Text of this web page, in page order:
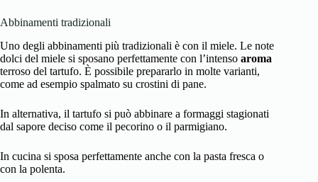
Abbinamenti tradizionali
Uno degli abbinamenti più tradizionali è con il miele. Le note
dolci del miele si sposano perfettamente con l’intenso aroma
terroso del tartufo. È possibile prepararlo in molte varianti,
come ad esempio spalmato su crostini di pane.
In alternativa, il tartufo si può abbinare a formaggi stagionati
dal sapore deciso come il pecorino o il parmigiano.
In cucina si sposa perfettamente anche con la pasta fresca o
con la polenta.